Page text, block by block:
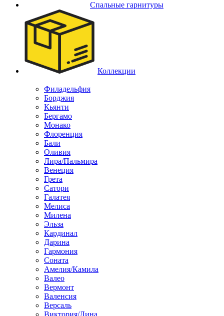
Спальные гарнитуры
Коллекции
Филадельфия
Борджия
Кьянти
Бергамо
Монако
Флоренция
Бали
Оливия
Лира/Пальмира
Венеция
Грета
Сатори
Галатея
Мелиса
Милена
Эльза
Кардинал
Дарина
Гармония
Соната
Амелия/Камила
Валео
Вермонт
Валенсия
Версаль
Виктория/Лина